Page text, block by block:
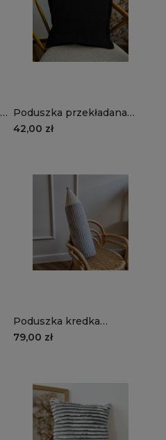
Poduszka przekładana
MANCHESTER LN100 |
42,00 zł
Poduszka kredka
MANCHESTER LN86 |
79,00 zł